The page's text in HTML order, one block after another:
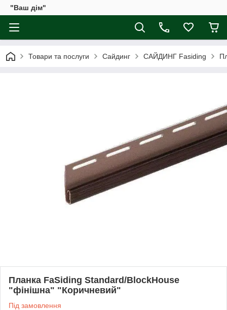
"Ваш дім"
Товари та послуги Сайдинг САЙДИНГ Fasiding
Планка FaSiding Standard/BlockHouse
"фінішна" "Коричневий"
Під замовлення